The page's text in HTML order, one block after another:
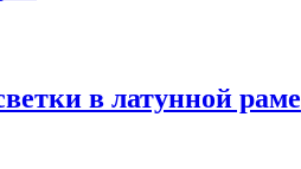
в латунной раме